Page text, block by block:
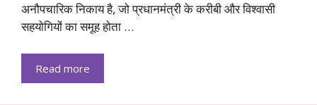
अनौपचारिक निकाय है, जो प्रधानमंत्री के करीबी और विश्वासी
सहयोगियों का समूह होता …
Read more